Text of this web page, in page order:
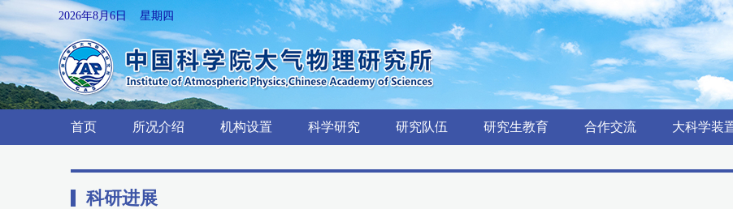
2026年8月6日 星期四
首页 所况介绍 机构设置 科学研究 研究队伍 研究生教育 合作交流 大科学装
科研进展